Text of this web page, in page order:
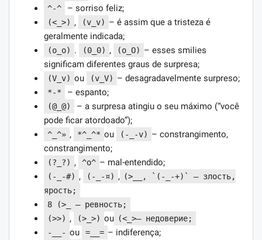
^-^ – sorriso feliz;
(<_>) , (v_v) – é assim que a tristeza é
geralmente indicada;
(o_o) . (0_0) , (o_O) – esses smilies
significam diferentes graus de surpresa;
(V_v) ou (v_V) – desagradavelmente surpreso;
*-* – espanto;
(@_@)
– a surpresa atingiu o seu máximo (“você
pode ficar atordoado”);
^_^» , *^_^* ou (-_-v) – constrangimento,
constrangimento;
(?_?) , ^o^ – mal-entendido;
(-_-#) , (-_-¤) , (>__, `(-_-+)` — злость,
ярость;
8 (>_ — ревность;
(>>) , (>_>) ou (<_>— недоверие;
-__- ou =__= – indiferença;